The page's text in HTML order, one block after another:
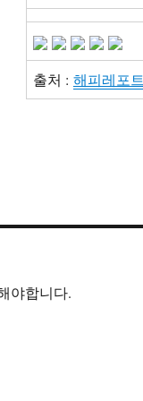
출처 : 해피레포
야합니다.